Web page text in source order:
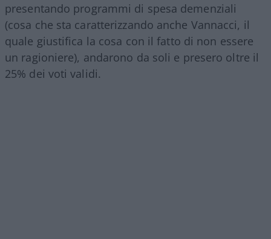
presentando programmi di spesa demenziali
(cosa che sta caratterizzando anche Vannacci, il
quale giustifica la cosa con il fatto di non essere
un ragioniere), andarono da soli e presero oltre il
25% dei voti validi.